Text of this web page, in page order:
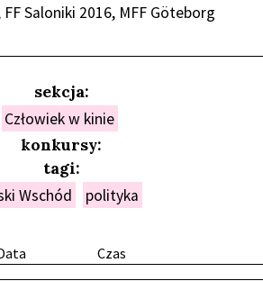
Czas
Saloniki 2016, MFF Göteborg
sekcja:
Człowiek w kinie
konkursy:
tagi:
Wschód polityka